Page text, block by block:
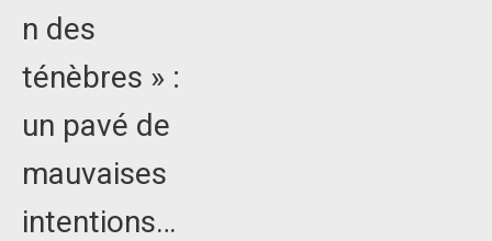
n des
ténèbres » :
un pavé de
mauvaises
intentions…